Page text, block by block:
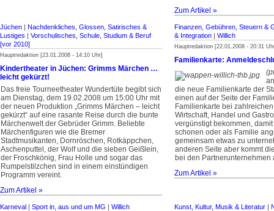
Zum Artikel »
Jüchen | Nachdenkliches, Glossen, Satirisches &
Lustiges | Vorschulisches, Schule, Studium & Beruf
[vor 2010]
Hauptredaktion [23.01.2008 - 14:10 Uhr]
Kindertheater in Jüchen: Grimms Märchen …
leicht gekürzt!
Das freie Tourneetheater Wundertüte begibt sich
am Dienstag, dem 19.02.2008 um 15:00 Uhr mit
der neuen Produktion „Grimms Märchen – leicht
gekürzt“ auf eine rasante Reise durch die bunte
Märchenwelt der Gebrüder Grimm. Beliebte
Märchenfiguren wie die Bremer
Stadtmusikanten, Dornröschen, Rotkäppchen,
Aschenputtel, der Wolf und die sieben Geißlein,
der Froschkönig, Frau Holle und sogar das
Rumpelstilzchen sind in einem einstündigen
Programm vereint.
Zum Artikel »
Finanzen, Gebühren, Steuern &
& Integration | Willich
Hauptredaktion [22.01.2008 - 20:31
Familienkarte:
die neue Familienkarte der
einen auf der Seite der
Familienkarte bei
Wirtschaft, Handel und
vergünstigt bekommen,
schonen oder als Familie
gemeinsam etwas zu
anderen Seite aber kommt
bei den Partnerunternehmen
Zum Artikel »
Karneval | Sport in, aus und um MG | Willich Kunst, Kultur, Musik & Literatur |